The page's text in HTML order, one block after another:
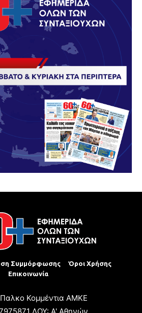
Συμμόρφωσης
Όροι Χρήσης
Επικοινωνία
Κομμέντια ΑΜΚΕ